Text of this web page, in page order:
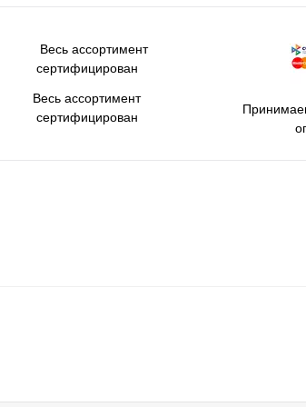
Весь ассортимент
сертифицирован